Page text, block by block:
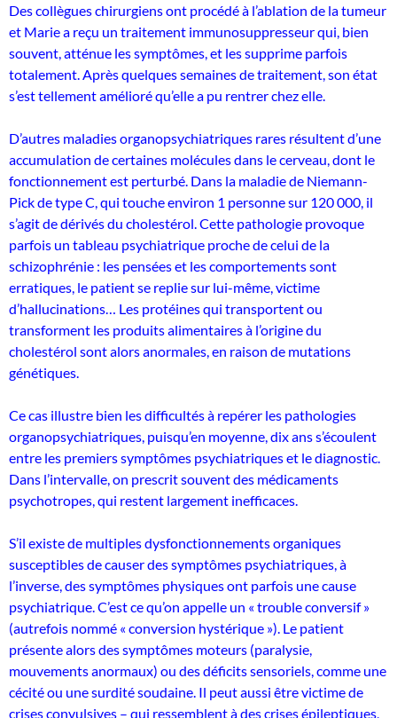
Des collègues chirurgiens ont procédé à l’ablation de la tumeur
et Marie a reçu un traitement immunosuppresseur qui, bien
souvent, atténue les symptômes, et les supprime parfois
totalement. Après quelques semaines de traitement, son état
s’est tellement amélioré qu’elle a pu rentrer chez elle.
D’autres maladies organopsychiatriques rares résultent d’une
accumulation de certaines molécules dans le cerveau, dont le
fonctionnement est perturbé. Dans la maladie de Niemann-
Pick de type C, qui touche environ 1 personne sur 120 000, il
s’agit de dérivés du cholestérol. Cette pathologie provoque
parfois un tableau psychiatrique proche de celui de la
schizophrénie : les pensées et les comportements sont
erratiques, le patient se replie sur lui-même, victime
d’hallucinations… Les protéines qui transportent ou
transforment les produits alimentaires à l’origine du
cholestérol sont alors anormales, en raison de mutations
génétiques.
Ce cas illustre bien les difficultés à repérer les pathologies
organopsychiatriques, puisqu’en moyenne, dix ans s’écoulent
entre les premiers symptômes psychiatriques et le diagnostic.
Dans l’intervalle, on prescrit souvent des médicaments
psychotropes, qui restent largement inefficaces.
S’il existe de multiples dysfonctionnements organiques
susceptibles de causer des symptômes psychiatriques, à
l’inverse, des symptômes physiques ont parfois une cause
psychiatrique. C’est ce qu’on appelle un « trouble conversif »
(autrefois nommé « conversion hystérique »). Le patient
présente alors des symptômes moteurs (paralysie,
mouvements anormaux) ou des déficits sensoriels, comme une
cécité ou une surdité soudaine. Il peut aussi être victime de
crises convulsives – qui ressemblent à des crises épileptiques,